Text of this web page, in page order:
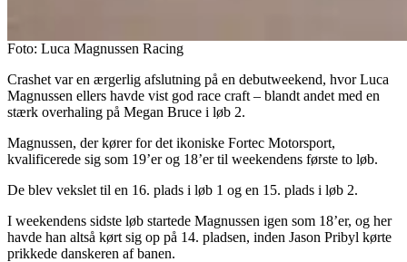
Foto: Luca Magnussen Racing
Crashet var en ærgerlig afslutning på en debutweekend, hvor Luca
Magnussen ellers havde vist god race craft – blandt andet med en
stærk overhaling på Megan Bruce i løb 2.
Magnussen, der kører for det ikoniske Fortec Motorsport,
kvalificerede sig som 19’er og 18’er til weekendens første to løb.
De blev vekslet til en 16. plads i løb 1 og en 15. plads i løb 2.
I weekendens sidste løb startede Magnussen igen som 18’er, og her
havde han altså kørt sig op på 14. pladsen, inden Jason Pribyl kørte
prikkede danskeren af banen.